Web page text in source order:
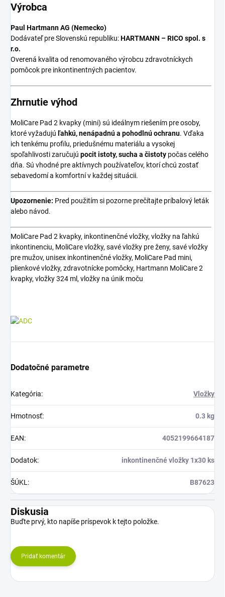
Výrobca
Paul Hartmann AG (Nemecko)
Dodávateľ pre Slovenskú republiku:HARTMANN – RICO spol. s
r.o.
Overená kvalita od renomovaného výrobcu zdravotníckych
pomôcok pre inkontinentných pacientov.
Zhrnutie výhod
MoliCare Pad 2 kvapky (mini) sú ideálnym riešením pre osoby,
ktoré vyžadujú ľahkú, nenápadnú a pohodlnú ochranu. Vďaka
ich tenkému profilu, priedušnému materiálu a vysokej
spoľahlivosti zaručujú pocit istoty, sucha a čistoty počas celého
dňa. Sú vhodné pre aktívnych používateľov, ktorí chcú zostať
sebavedomí a komfortní v každej situácii.
Upozornenie: Pred použitím si pozorne prečítajte príbalový leták
alebo návod.
MoliCare Pad 2 kvapky, inkontinenčné vložky, vložky na ľahkú
inkontinenciu, MoliCare vložky, savé vložky pre ženy, savé vložky
pre mužov, unisex inkontinenčné vložky, MoliCare Pad mini,
plienkové vložky, zdravotnícke pomôcky, Hartmann MoliCare 2
kvapky, vložky 324 ml, vložky na únik moču
Dodatočné parametre
Kategória: Vložky
Hmotnosť: 0.3 kg
EAN: 4052199664187
Dodatok: inkontinenčné vložky 1x30 ks
ŠÚKL : B87623
Diskusia
Buďte prvý, kto napíše príspevok k tejto položke.
Pridať komentár